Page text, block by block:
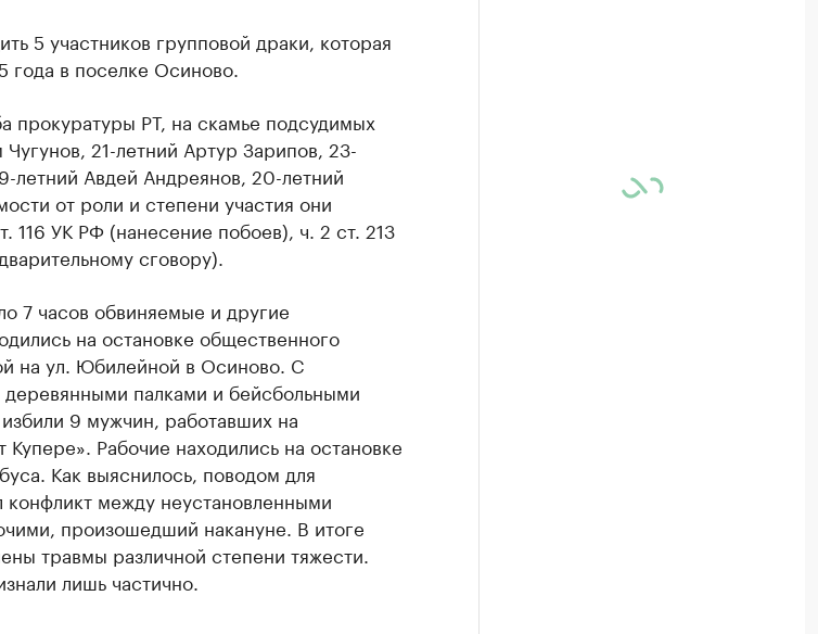
5 участников групповой драки, которая
года в поселке Осиново.
прокуратуры РТ, на скамье подсудимых
21-летний Артур Зарипов, 23-
летний Авдей Андреянов, 20-летний
от роли и степени участия они
116 УК РФ (нанесение побоев), ч. 2 ст. 213
сговору).
7 часов обвиняемые и другие
на остановке общественного
на ул. Юбилейной в Осиново. С
палками и бейсбольными
9 мужчин, работавших на
Купере». Рабочие находились на остановке
Как выяснилось, поводом для
между неустановленными
произошедший накануне. В итоге
травмы различной степени тяжести.
лишь частично.